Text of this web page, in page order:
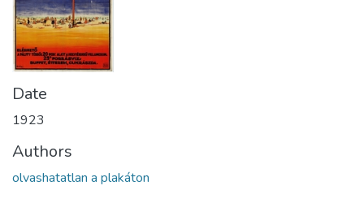
Date
1923
Authors
olvashatatlan a plakáton